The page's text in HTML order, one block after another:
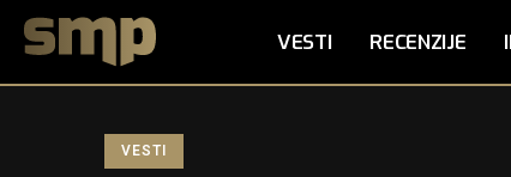
VESTI RECENZIJE
VESTI